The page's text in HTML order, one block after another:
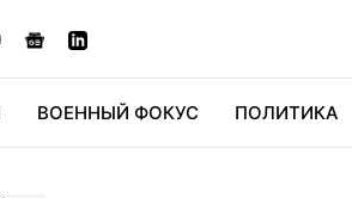
ВОЕННЫЙ ФОКУС ПОЛИТИКА